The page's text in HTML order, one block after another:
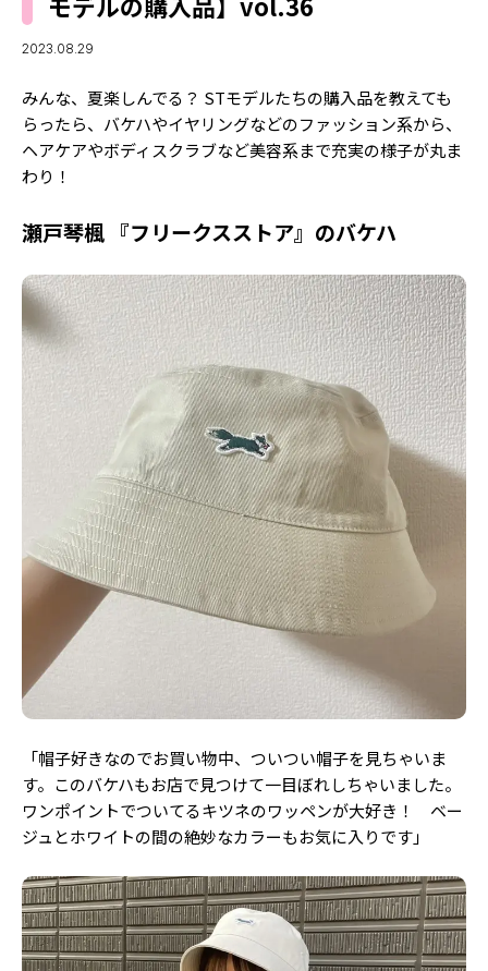
TikTok
Instagram
YouTube
FORTUNE
MISS SEVENTEEN
MAGAZINE
バックナンバー
INFORMATION
Seventeen について
Follow us
ST member
新規会員登録・ログイン
2023.08.29
みんな、夏楽しんでる？ STモデルたちの購入品を教えても
らったら、バケハやイヤリングなどのファッション系から、
ヘアケアやボディスクラブなど美容系まで充実の様子が丸ま
わり！
瀬戸琴楓 『フリークスストア』のバケハ
「帽子好きなのでお買い物中、ついつい帽子を見ちゃいま
す。このバケハもお店で見つけて一目ぼれしちゃいました。
ワンポイントでついてるキツネのワッペンが大好き！ ベー
ジュとホワイトの間の絶妙なカラーもお気に入りです」